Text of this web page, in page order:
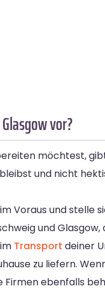
vor?
möchtest,
und nicht
Voraus und stelle
und
Transport deiner
zu liefern.
ebenfalls